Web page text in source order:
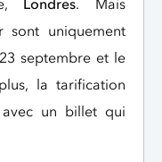
Londres. Mais
sont uniquement
septembre et le
la tarification
un billet qui